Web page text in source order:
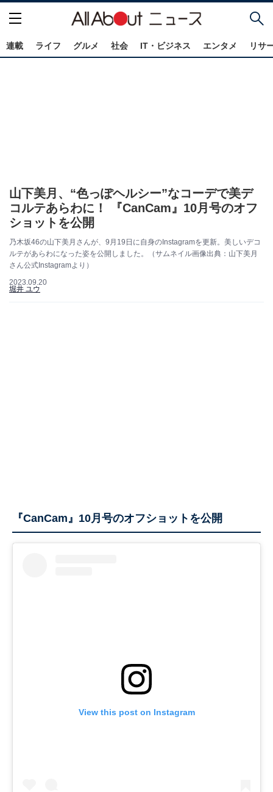
連載 ライフ グルメ 社会 IT・ビジネス エンタメ リサ
山下美月、“色っぽヘルシー”なコーデで美デ
コルテあらわに！ 『CanCam』10月号のオフ
ショットを公開
乃木坂46の山下美月さんが、9月19日に自身のInstagramを更新。美しいデコ
ルテがあらわになった姿を公開しました。（サムネイル画像出典：山下美月
さん公式Instagramより）
2023.09.20
堀井 ユウ
『CanCam』10月号のオフショットを公開
View this post on Instagram